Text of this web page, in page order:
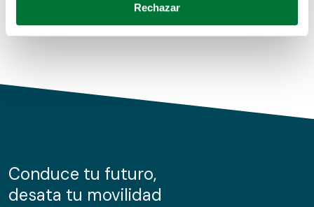
Obtenga más información sobre cómo se procesan sus
de cookies.
información sobre el uso que haga del sitio web con
nuestros partners de redes sociales, publicidad y análisis
Rechazar
Conduce tu futuro,
desata tu movilidad